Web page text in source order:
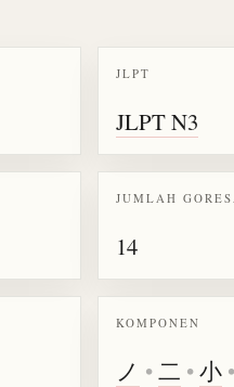
JLPT
JLPT N3
JUMLAH
14
KOMPONEN
ノ •二 •小 •